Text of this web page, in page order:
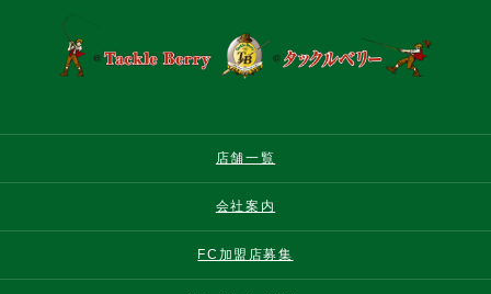
店舗一覧
会社案内
FC加盟店募集